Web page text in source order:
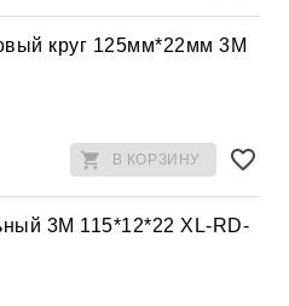
круг 125мм*22мм 3М
В КОРЗИНУ
3М 115*12*22 XL-RD-